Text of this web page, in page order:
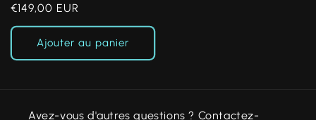
Prix
habituel
€149,00 EUR
Ajouter au panier
Avez-vous d'autres questions ? Contactez-